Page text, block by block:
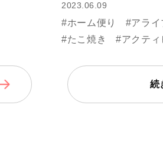
2023.06.09
#ホーム便り
#アライ
#たこ焼き
#アクティ
続